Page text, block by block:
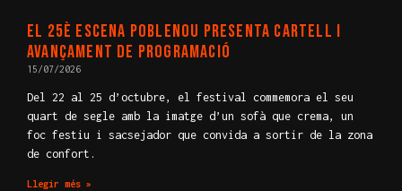
El 25è Escena Poblenou presenta cartell i
avançament de programació
15/07/2026
Del 22 al 25 d’octubre, el festival commemora el seu
quart de segle amb la imatge d’un sofà que crema, un
foc festiu i sacsejador que convida a sortir de la zona
de confort.
Llegir més »